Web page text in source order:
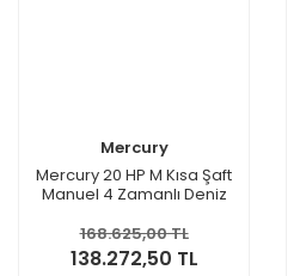
Mercury
Mercury 20 HP M Kısa Şaft
Manuel 4 Zamanlı Deniz
168.625,00 TL
138.272,50 TL